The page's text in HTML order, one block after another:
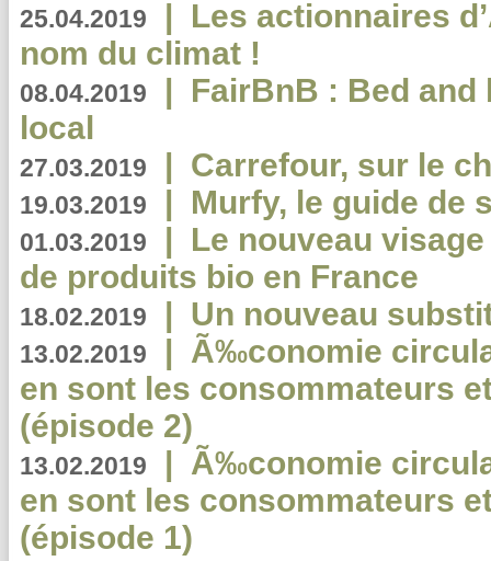
25.04.2019 | Les actionnaires
nom du climat !
08.04.2019 | FairBnB : Bed
local
27.03.2019 | Carrefour, sur le
19.03.2019 | Murfy, le guide de
01.03.2019 | Le nouveau
de produits bio en France
18.02.2019 | Un nouveau
13.02.2019 | Ã‰conomie
en sont les consommateurs
(épisode 2)
13.02.2019 | Ã‰conomie
en sont les consommateurs
(épisode 1)